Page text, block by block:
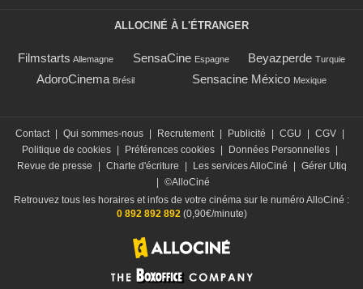
ALLOCINÉ À L'ÉTRANGER
Filmstarts Allemagne SensaCine Espagne Beyazperde Turquie
AdoroCinema Brésil Sensacine México Mexique
Contact Qui sommes-nous Recrutement Publicité CGU CGV
Politique de cookies
Préférences cookies Données Personnelles
Revue de presse
Charte d'écriture Les services AlloCiné
Gérer Utiq
©AlloCiné
Retrouvez tous les horaires et infos de votre cinéma sur le numéro AlloCiné :
0 892 892 892(0,90€/minute)